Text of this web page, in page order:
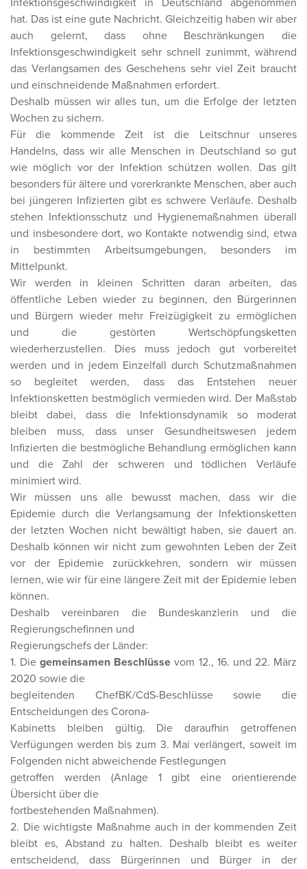
Infektionsgeschwindigkeit in Deutschland abgenommen
hat. Das ist eine gute Nachricht. Gleichzeitig haben wir aber
auch gelernt, dass ohne Beschränkungen die
Infektionsgeschwindigkeit sehr schnell zunimmt, während
das Verlangsamen des Geschehens sehr viel Zeit braucht
und einschneidende Maßnahmen erfordert.
Deshalb müssen wir alles tun, um die Erfolge der letzten
Wochen zu sichern.
Für die kommende Zeit ist die Leitschnur unseres
Handelns, dass wir alle Menschen in Deutschland so gut
wie möglich vor der Infektion schützen wollen. Das gilt
besonders für ältere und vorerkrankte Menschen, aber auch
bei jüngeren Infizierten gibt es schwere Verläufe. Deshalb
stehen Infektionsschutz und Hygienemaßnahmen überall
und insbesondere dort, wo Kontakte notwendig sind, etwa
in bestimmten Arbeitsumgebungen, besonders im
Mittelpunkt.
Wir werden in kleinen Schritten daran arbeiten, das
öffentliche Leben wieder zu beginnen, den Bürgerinnen
und Bürgern wieder mehr Freizügigkeit zu ermöglichen
und die gestörten Wertschöpfungsketten
wiederherzustellen. Dies muss jedoch gut vorbereitet
werden und in jedem Einzelfall durch Schutzmaßnahmen
so begleitet werden, dass das Entstehen neuer
Infektionsketten bestmöglich vermieden wird. Der Maßstab
bleibt dabei, dass die Infektionsdynamik so moderat
bleiben muss, dass unser Gesundheitswesen jedem
Infizierten die bestmögliche Behandlung ermöglichen kann
und die Zahl der schweren und tödlichen Verläufe
minimiert wird.
Wir müssen uns alle bewusst machen, dass wir die
Epidemie durch die Verlangsamung der Infektionsketten
der letzten Wochen nicht bewältigt haben, sie dauert an.
Deshalb können wir nicht zum gewohnten Leben der Zeit
vor der Epidemie zurückkehren, sondern wir müssen
lernen, wie wir für eine längere Zeit mit der Epidemie leben
können.
Deshalb vereinbaren die Bundeskanzlerin und die
Regierungschefinnen und
Regierungschefs der Länder:
1. Diegemeinsamen Beschlüsse vom 12., 16. und 22. März
2020 sowie die
begleitenden ChefBK/CdS-Beschlüsse sowie die
Entscheidungen des Corona-
Kabinetts bleiben gültig. Die daraufhin getroffenen
Verfügungen werden bis zum 3. Mai verlängert, soweit im
Folgenden nicht abweichende Festlegungen
getroffen werden (Anlage 1 gibt eine orientierende
Übersicht über die
fortbestehenden Maßnahmen).
2. Die wichtigste Maßnahme auch in der kommenden Zeit
bleibt es, Abstand zu halten. Deshalb bleibt es weiter
entscheidend, dass Bürgerinnen und Bürger in der